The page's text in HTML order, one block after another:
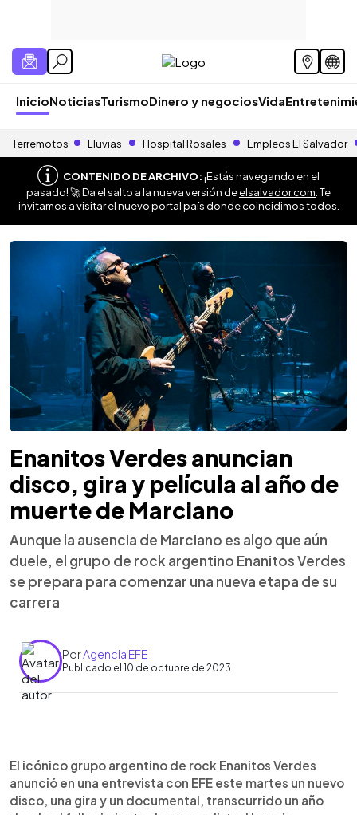
InicioNoticiasTurismoDinero y negociosVida
Terremotos Lluvias Hospital Rosales Empleos El Salvador
CONTENIDO DE ARCHIVO:¡Estás navegando en el
pasado! 🚀 Da el salto a la nueva versión deelsalvador.com . Te
invitamos a visitar el nuevo portal país donde coincidimos todos.
Enanitos Verdes anuncian
disco, gira y película al año de
muerte de Marciano
Aunque la ausencia de Marciano es algo que aún
duele, el grupo de rock argentino Enanitos Verdes
se prepara para comenzar una nueva etapa de su
carrera
PorAgencia EFE
Publicado el 10 de octubre de 2023
► Escuchar artículo
El icónico grupo argentino de rock Enanitos Verdes
anunció en una entrevista con EFE este martes un nuevo
disco, una gira y un documental, transcurrido un año